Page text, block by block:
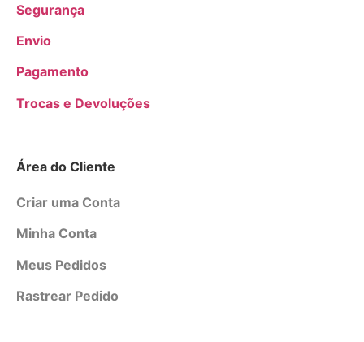
Segurança
Envio
Pagamento
Trocas e Devoluções
Área do Cliente
Criar uma Conta
Minha Conta
Meus Pedidos
Rastrear Pedido